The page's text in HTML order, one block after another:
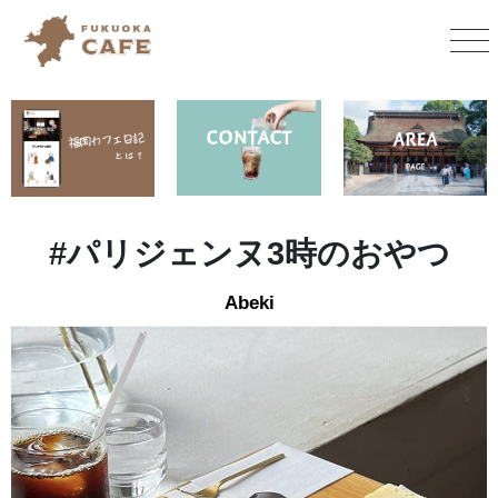
#パリジェンヌ3時のおやつ
Abeki